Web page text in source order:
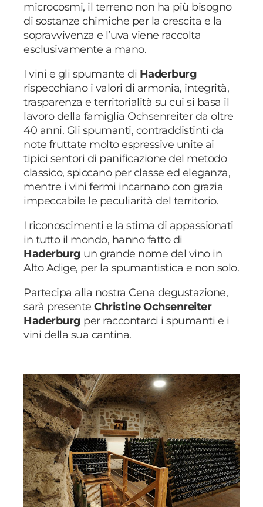
microcosmi, il terreno non ha più bisogno
di sostanze chimiche per la crescita e la
sopravvivenza e l’uva viene raccolta
esclusivamente a mano.
I vini e gli spumante di Haderburg
rispecchiano i valori di armonia, integrità,
trasparenza e territorialità su cui si basa il
lavoro della famiglia Ochsenreiter da oltre
40 anni. Gli spumanti, contraddistinti da
note fruttate molto espressive unite ai
tipici sentori di panificazione del metodo
classico, spiccano per classe ed eleganza,
mentre i vini fermi incarnano con grazia
impeccabile le peculiarità del territorio.
I riconoscimenti e la stima di appassionati
in tutto il mondo, hanno fatto di
Haderburg un grande nome del vino in
Alto Adige, per la spumantistica e non solo.
Partecipa alla nostra Cena degustazione,
sarà presente Christine Ochsenreiter
Haderburg per raccontarci i spumanti e i
vini della sua cantina.